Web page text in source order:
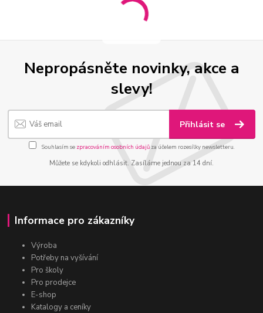
Nepropásněte novinky, akce a
slevy!
Přihlásit se
Souhlasím se zpracováním osobních údajůza účelem rozesílky newsletteru.
Můžete se kdykoli odhlásit. Zasíláme jednou za 14 dní.
Informace pro zákazníky
Výroba
Potřeby na vyšívání
Pro školy
Pro prodejce
E-shop
Katalogy a ceníky